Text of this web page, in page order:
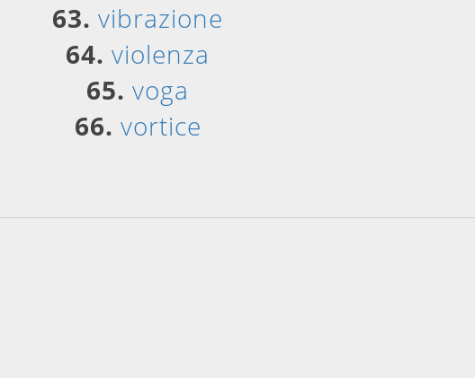
63. vibrazione
64. violenza
65. voga
66. vortice